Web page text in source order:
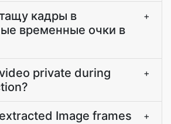
кадры в
временные очки в
+
private during
+
Image frames
+